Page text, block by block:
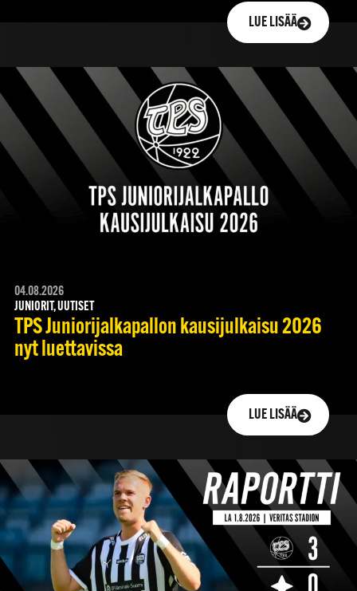
LUE LISÄÄ
04.08.2026
JUNIORIT, UUTISET
TPS Juniorijalkapallon kausijulkaisu 2026
nyt luettavissa
LUE LISÄÄ